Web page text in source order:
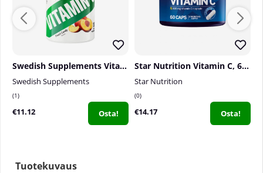
Swedish Supplements Vitamin C, 100 tabs
Swedish Supplements
1
€11.12 Osta!
Star Nutrition Vitamin C, 60 caps
Star Nutrition
0
€14.17 Osta!
Tuotekuvaus